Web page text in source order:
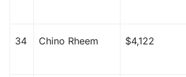
34 Chino Rheem $4,122